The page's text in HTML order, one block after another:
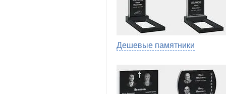
Дешевые памятники